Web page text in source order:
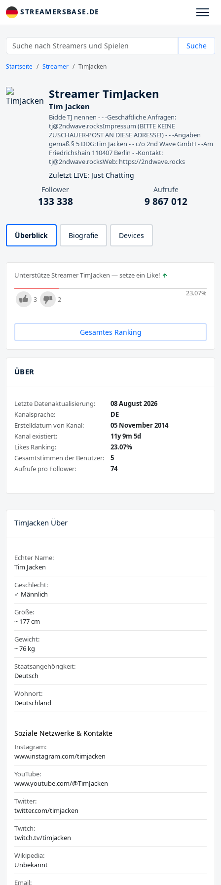
STREAMERSBASE.DE
Suche
Startseite Streamer TimJacken
Streamer TimJacken
Tim Jacken
Bidde TJ nennen - - -Geschäftliche Anfragen:
tj@2ndwave.rocksImpressum (BITTE KEINE
ZUSCHAUER-POST AN DIESE ADRESSE!) - - -Angaben
gemäß § 5 DDG:Tim Jacken - - c/o 2nd Wave GmbH - -Am
Friedrichshain 110407 Berlin - -Kontakt:
tj@2ndwave.rocksWeb: https://2ndwave.rocks
Zuletzt LIVE: Just Chatting
Follower
133 338
Aufrufe
9 867 012
Überblick Biografie Devices
Unterstütze Streamer TimJacken — setze ein Like!
23.07%
3 2
Gesamtes Ranking
ÜBER
Letzte Datenaktualisierung:
08 August 2026
Kanalsprache:
DE
Erstelldatum von Kanal:
05 November 2014
Kanal existiert:
11y 9m 5d
Likes Ranking:
23.07%
Gesamtstimmen der Benutzer:
5
Aufrufe pro Follower:
74
TimJacken Über
Echter Name:
Tim Jacken
Geschlecht:
♂️ Männlich
Größe:
~ 177 cm
Gewicht:
~ 76 kg
Staatsangehörigkeit:
Deutsch
Wohnort:
Deutschland
Soziale Netzwerke & Kontakte
Instagram:
www.instagram.com/timjacken
YouTube:
www.youtube.com/@TimJacken
Twitter:
twitter.com/timjacken
Twitch:
twitch.tv/timjacken
Wikipedia:
Unbekannt
Email: